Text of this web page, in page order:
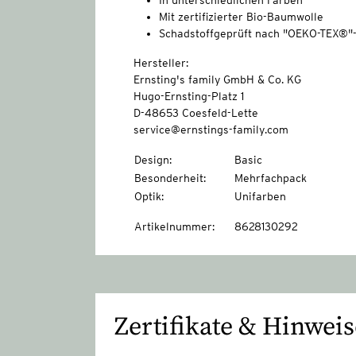
Mit zertifizierter Bio-Baumwolle
Schadstoffgeprüft nach "OEKO-
Hersteller:
Ernsting's family GmbH & Co. KG
Hugo-Ernsting-Platz 1
D-48653 Coesfeld-Lette
service@ernstings-family.com
Design:
Basic
Besonderheit:
Mehrfachpack
Optik: Unifarben
Artikelnummer: 8628130292
Zertifikate &